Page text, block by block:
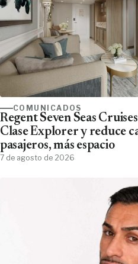
COMUNICADOS
Regent Seven Seas
Clase Explorer y reduce
pasajeros, más espacio
7 de agosto de 2026